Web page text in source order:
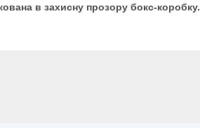
в захисну прозору бокс-коробку.